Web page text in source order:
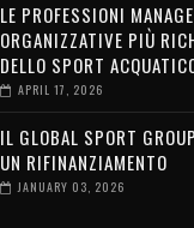
LE PROFESSIONI
ORGANIZZATIVE PIÙ
DELLO SPORT
APRIL 17, 2026
IL GLOBAL SPORT
UN RIFINANZIAMENTO
JANUARY 03, 2026